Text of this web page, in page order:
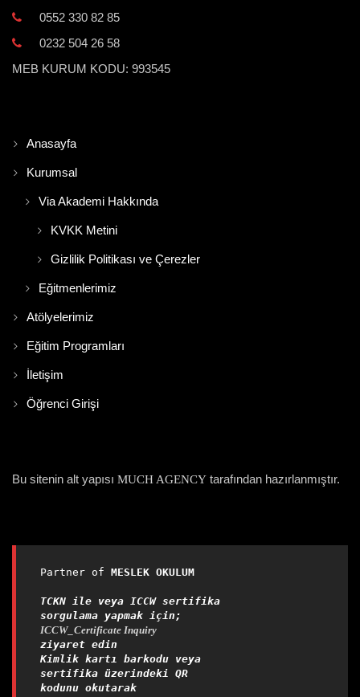
0552 330 82 85
0232 504 26 58
MEB KURUM KODU: 993545
Anasayfa
Kurumsal
Via Akademi Hakkında
KVKK Metini
Gizlilik Politikası ve Çerezler
Eğitmenlerimiz
Atölyelerimiz
Eğitim Programları
İletişim
Öğrenci Girişi
Bu sitenin alt yapısı MUCH AGENCY tarafından hazırlanmıştır.
Partner of MESLEK OKULUM
TCKN ile veya ICCW sertifika
sorgulama yapmak için;
ICCW_Certificate Inquiry
ziyaret edin
Kimlik kartı barkodu veya
sertifika üzerindeki QR
kodunu okutarak